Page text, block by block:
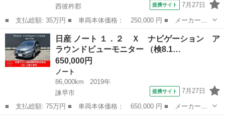
西彼杵郡
提携サイト 7月27日
■ 支払総額: 35万円 ■ 車両本体価格： 250,000 円 ■ メーカー
名： 日産 ■ 車種名： ノート ■ グレード名： Ｘ ■ 排気
量： 1200cc ■ ドア枚数： 5D ■ ミッション： CVT ■ 店舗
PR...
長崎 西彼杵郡 ノート
日産 ノート １．２ Ｘ ナビゲーション ア
ラウンドビューモニター （検8.1…
650,000円
ノート
86,000km
2019年
諫早市
提携サイト 7月27日
■ 支払総額: 75万円 ■ 車両本体価格： 650,000 円 ■ メーカー
名： 日産 ■ 車種名： ノート ■ グレード名： １．２ Ｘ ナ